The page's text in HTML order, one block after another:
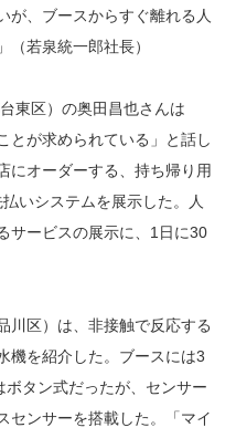
が、ブースからすぐ離れる人
若泉統一郎社長）
東区）の奥田昌也さんは
とが求められている」と話し
にオーダーする、持ち帰り用
いシステムを展示した。人
サービスの展示に、1日に30
区）は、非接触で反応する
機を紹介した。ブースには3
タン式だったが、センサー
センサーを搭載した。「マイ